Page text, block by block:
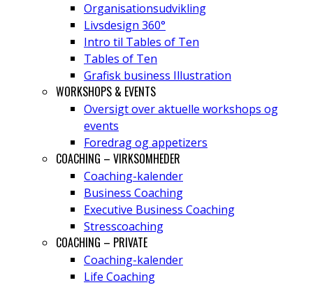
Organisationsudvikling
Livsdesign 360°
Intro til Tables of Ten
Tables of Ten
Grafisk business Illustration
WORKSHOPS & EVENTS
Oversigt over aktuelle workshops og
events
Foredrag og appetizers
COACHING – VIRKSOMHEDER
Coaching-kalender
Business Coaching
Executive Business Coaching
Stresscoaching
COACHING – PRIVATE
Coaching-kalender
Life Coaching